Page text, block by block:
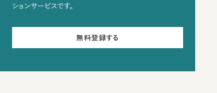
ションサービスです。
無料登録する